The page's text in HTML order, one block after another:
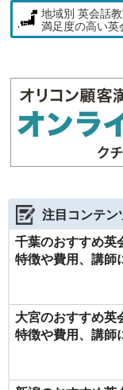
地域別 英会話
満足度の高い英
注目コンテン
千葉のおすすめ英
特徴や費用、講師
大宮のおすすめ英
特徴や費用、講師